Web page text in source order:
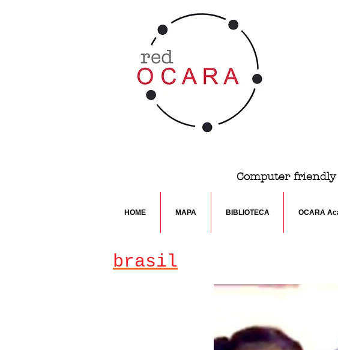
HOME MAPA BIBLIOTECA OCARA
Computer friendly
brasil